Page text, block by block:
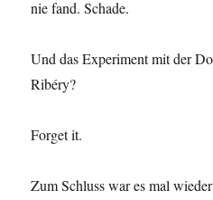
nie fand. Schade.
Und das Experiment mit der
Ribéry?
Forget it.
Zum Schluss war es mal